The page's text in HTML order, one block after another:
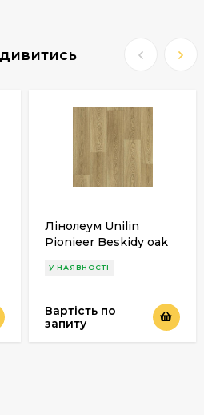
Лінолеум Unilin
Pionieer Beskidy oak
У НАЯВНОСТІ
Вартість по
запиту